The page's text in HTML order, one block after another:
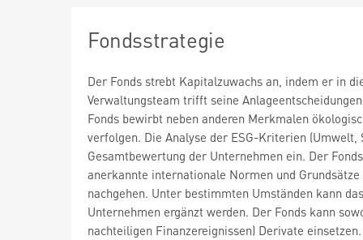
Fondsstrategie
Der Fonds strebt Kapitalzuwachs an, indem er in
Verwaltungsteam trifft seine
Fonds bewirbt neben anderen Merkmalen
verfolgen. Die Analyse der ESG-Kriterien
Gesamtbewertung der Unternehmen ein. Der
anerkannte internationale Normen und
nachgehen. Unter bestimmten Umständen kann
Unternehmen ergänzt werden. Der Fonds kann
nachteiligen Finanzereignissen) Derivate